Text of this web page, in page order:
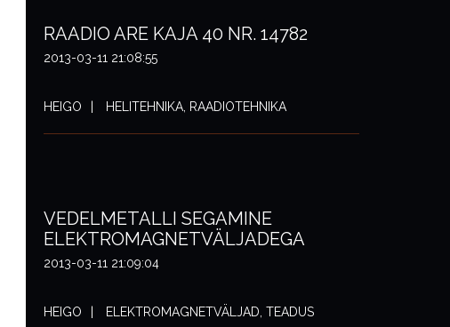
RAADIO ARE KAJA 40 NR. 14782
2013-03-11 21:08:55
HEIGO HELITEHNIKA, RAADIOTEHNIKA
VEDELMETALLI SEGAMINE
ELEKTROMAGNETVÄLJADEGA
2013-03-11 21:09:04
HEIGO ELEKTROMAGNETVÄLJAD, TEADUS